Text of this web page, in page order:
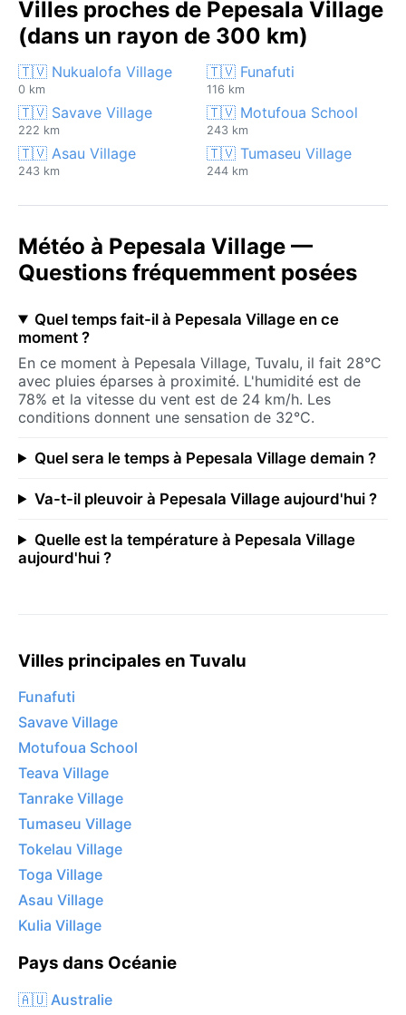
Villes proches de Pepesala Village
(dans un rayon de 300 km)
🇹🇻 Nukualofa Village
0 km
🇹🇻 Funafuti
116 km
🇹🇻 Savave Village
222 km
🇹🇻 Motufoua School
243 km
🇹🇻 Asau Village
243 km
🇹🇻 Tumaseu Village
244 km
Météo à Pepesala Village —
Questions fréquemment posées
Quel temps fait-il à Pepesala Village en ce
moment ?
En ce moment à Pepesala Village, Tuvalu, il fait 28°C
avec pluies éparses à proximité. L'humidité est de
78% et la vitesse du vent est de 24 km/h. Les
conditions donnent une sensation de 32°C.
Quel sera le temps à Pepesala Village demain ?
Va-t-il pleuvoir à Pepesala Village aujourd'hui ?
Quelle est la température à Pepesala Village
aujourd'hui ?
Villes principales en Tuvalu
Funafuti
Savave Village
Motufoua School
Teava Village
Tanrake Village
Tumaseu Village
Tokelau Village
Toga Village
Asau Village
Kulia Village
Pays dans Océanie
🇦🇺 Australie